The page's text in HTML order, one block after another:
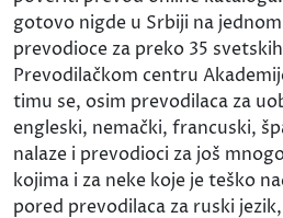
gotovo nigde u Srbiji na
prevodioce za preko 35
Prevodilačkom centru
timu se, osim prevodilaca za
engleski, nemački, francuski,
nalaze i prevodioci za još
kojima i za neke koje je teško
pored prevodilaca za ruski